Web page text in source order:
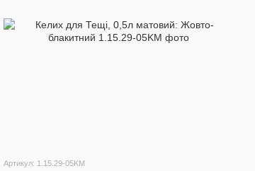
Артикул: 1.15.29-05KM